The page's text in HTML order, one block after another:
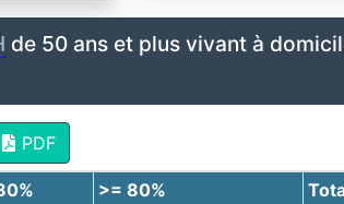
de 50 ans et plus vivant à
PDF
>= 80%